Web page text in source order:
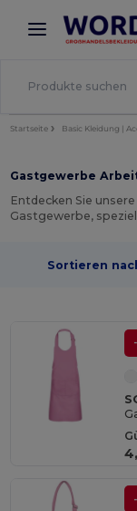
× Wordans
Bessere
Startseite Basic Kleidung |
Gastgewerbe
Entdecken Sie
Gastgewerbe,
Sortieren